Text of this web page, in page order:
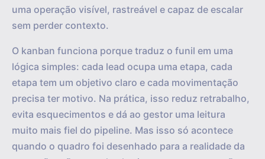
uma operação visível, rastreável e capaz de escalar
sem perder contexto.
O kanban funciona porque traduz o funil em uma
lógica simples: cada lead ocupa uma etapa, cada
etapa tem um objetivo claro e cada movimentação
precisa ter motivo. Na prática, isso reduz retrabalho,
evita esquecimentos e dá ao gestor uma leitura
muito mais fiel do pipeline. Mas isso só acontece
quando o quadro foi desenhado para a realidade da